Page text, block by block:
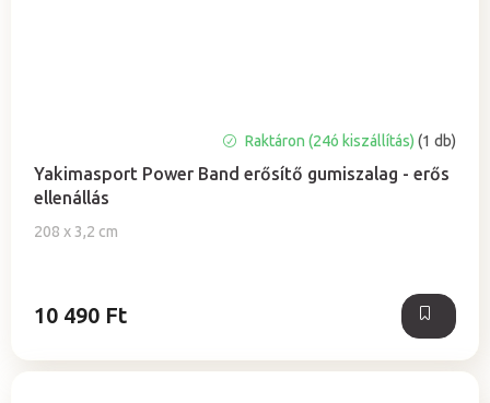
Yakimasport Power Band erősítő gumiszalag - erős
ellenállás
208 x 3,2 cm
Raktáron (24ó kiszállítás) (1 db)
10 490 Ft